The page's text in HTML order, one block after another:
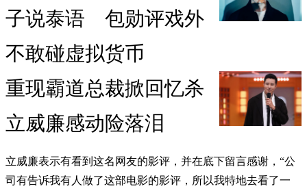
子说泰语 包勋评戏外
不敢碰虚拟货币
重现霸道总裁掀回忆杀
立威廉感动险落泪
立威廉表示有看到这名网友的影评，并在底下留言感谢，“公
司有告诉我有人做了这部电影的影评，所以我特地去看了一